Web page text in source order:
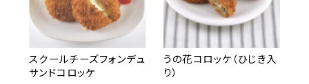
スクールチーズフォンデュ
サンドコロッケ
うの花コロッケ（ひじき入
り）